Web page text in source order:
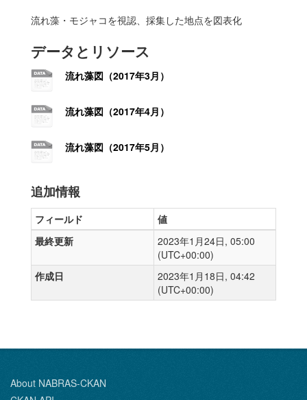
流れ藻・モジャコを視認、採集した地点を図表化
データとリソース
流れ藻図（2017年3月）
流れ藻図（2017年4月）
流れ藻図（2017年5月）
追加情報
フィールド
値
最終更新
2023年1月24日, 05:00
(UTC+00:00)
作成日
2023年1月18日, 04:42
(UTC+00:00)
About NABRAS-CKAN